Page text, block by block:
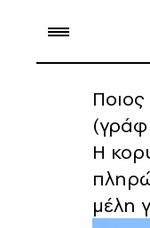
Η
μέλη